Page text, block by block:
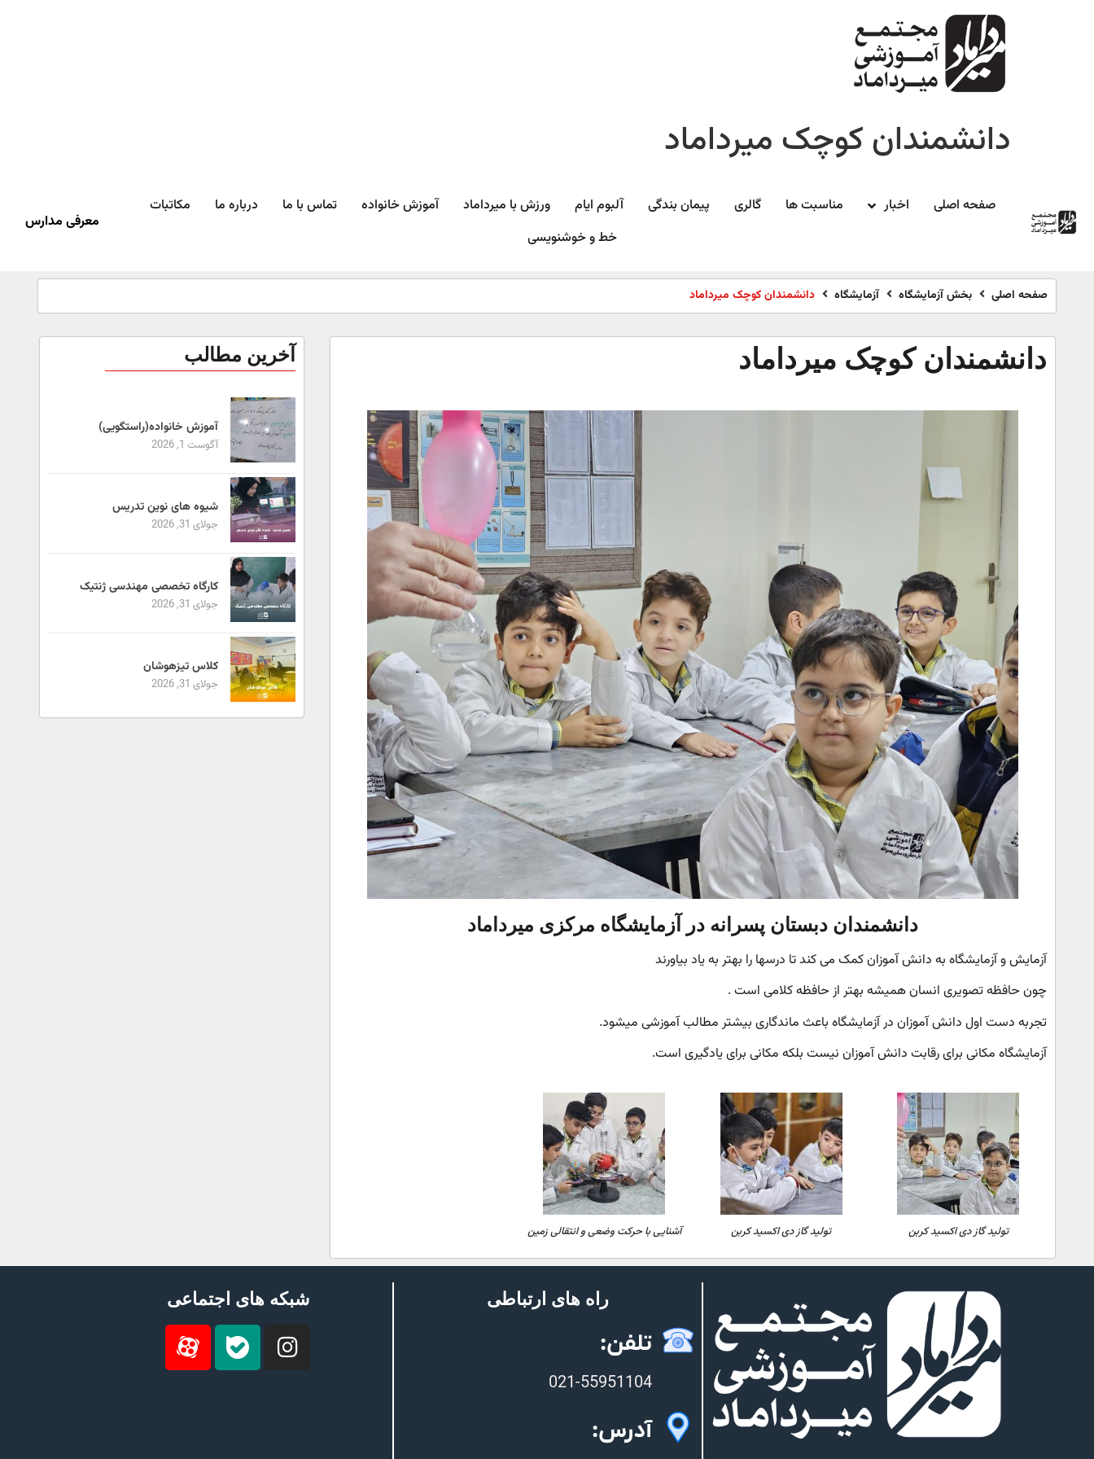
دانشمندان کوچک میرداماد
صفحه اصلی اخبار مناسبت ها گالری پیمان بندگی آلبوم ایام ورزش با میرداماد​ آموزش خانواده تماس با ما درباره ما
مکاتبات
خط و خوشنویسی
معرفی مدارس
صفحه اصلی بخش آزمایشگاه آزمایشگاه دانشمندان کوچک میرداماد
دانشمندان کوچک میرداماد
دانشمندان دبستان پسرانه در آزمایشگاه مرکزی میرداماد
آزمایش و آزمایشگاه به دانش آموزان کمک می کند تا درسها را بهتر به یاد بیاورند
چون حافظه تصویری انسان همیشه بهتر از حافظه کلامی است .
تجربه دست اول دانش آموزان در آزمایشگاه باعث ماندگاری بیشتر مطالب آموزشی میشود.
آزمایشگاه مکانی برای رقابت دانش آموزان نیست بلکه مکانی برای یادگیری است.
تولید گاز دی اکسید کربن تولید گاز دی اکسید کربن آشنایی با حرکت وضعی و انتقالی زمین
آخرین مطالب
آموزش خانواده(راستگویی)
آگوست 1, 2026
شیوه های نوین تدریس
جولای 31, 2026
کارگاه تخصصی مهندسی ژنتیک
جولای 31, 2026
کلاس تیزهوشان
جولای 31, 2026
راه های ارتباطی
تلفن:
021-55951104
آدرس:
شبکه های اجتماعی